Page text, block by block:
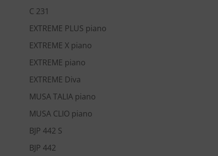
C 231
EXTREME PLUS piano
EXTREME X piano
EXTREME piano
EXTREME Diva
MUSA TALIA piano
MUSA CLIO piano
BJP 442 S
BJP 442